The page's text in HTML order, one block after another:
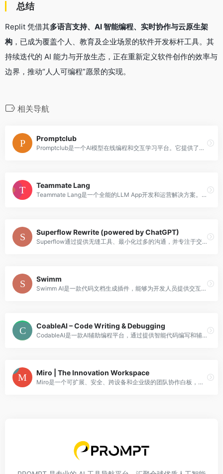
总结
Replit 凭借其多语言支持、AI 智能编程、实时协作与云原生架
构 ，已成为覆盖个人、教育及企业场景的软件开发标杆工具。其
持续迭代的 AI 能力与开放生态，正在重新定义软件创作的效率与
边界，推动“人人可编程”愿景的实现。
相关导航
Promptclub
Promptclub是一个AI模型在线编程和交互学习平台。它提供了多个AI模型供开发者使用，包括gpt-3.5-turbo、gpt-4-32k、gpt-4等。用户可以在Promptclub上编写代码并与AI模型进行交互，实时获取模型的响应。Promptclub还支持保存和加载代码，方便用户进行项目开发和测试。平台提供了丰富的设置选项，如温度、最大标记数、Top P等，用户可以根据需求自定义模型的行为。无论是初学者还是专业开发者，Promptclub都是一个强大而易用的编程学习工具。
Teammate Lang
Teammate Lang是一个全能的LLM App开发和运营解决方案。提供无代码编辑器、语义缓存、Prompt版本管理、LLM数据平台、A/B测试、QA、Playground等20多个模型，包括GPT、PaLM、Llama、Cohere等。
Superflow Rewrite (powered by ChatGPT)
Superflow通过提供无缝工具、最小化过多的沟通，并专注于交付出色的设计来简化反馈流程。避免猜测和不必要的沟通，让设计更加高效。
Swimm
Swimm AI是一款代码文档生成插件，能够为开发人员提供交互式文档创建体验，并根据代码的上下文生成和建议文档结构。它还可以轻松添加代码解释，提高理解和协作效率。Swimm AI可以根据使用案例设置文档可见性规则，确保相关代码知识出现在错误之前。此外，它还能分析Pull Request，生成描述代码更改的文档，使文档成为团队工作流的一部分。Swimm AI让您的代码文档化变得更加简单和高效。
CoableAI – Code Writing & Debugging
CodableAI是一款AI辅助编程平台，通过提供智能代码编写和辅助功能，简化调试过程，优化算法，增强协作能力，提高编码效率。无需预付费用，用户可通过免费的计算积分体验我们的服务。欢迎注册我们的私人测试版，彻底改变您的编码体验！
Miro | The Innovation Workspace
Miro是一个可扩展、安全、跨设备和企业级的团队协作白板，适用于分布式团队。它提供了多种功能，包括白板协作、开发者平台、应用和集成、安全保护等。Miro能够帮助各种类型的团队进行产品管理、用户体验设计、工程沟通、市场营销、销售协调、咨询与代理、混合工作等工作场景。它具有用户友好的界面和灵活的工作流程，是团队协作的理想选择。